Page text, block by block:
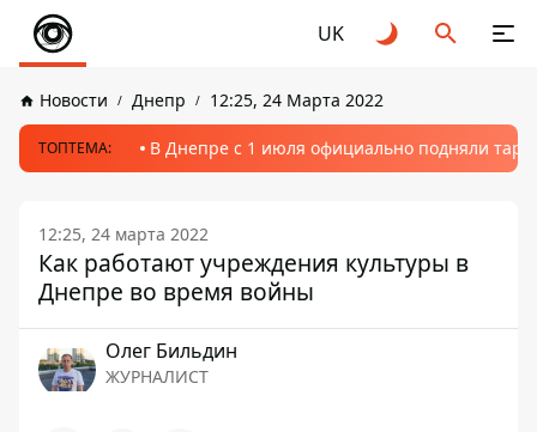
UK
Новости Днепр 12:25, 24 Марта 2022
ТОПТЕМА: В Днепре с 1 июля официально подняли
12:25, 24 марта 2022
Как работают учреждения культуры в
Днепре во время войны
Олег Бильдин
ЖУРНАЛИСТ